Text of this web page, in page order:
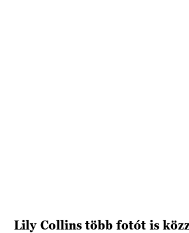
Lily Collins több fotót is